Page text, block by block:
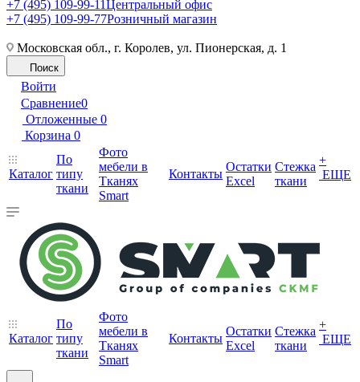
+7 (495) 109-99-11Центральный офис
+7 (495) 109-99-77Розничный магазин
Московская обл., г. Королев, ул. Пионерская, д. 1
Поиск
Войти
Сравнение0
Отложенные 0
Корзина 0
Каталог
По
типу
ткани
Фото
мебели в
Тканях
Smart
Контакты
Остатки
Excel
Стежка
ткани
+
ЕЩЕ
Каталог
По
типу
ткани
Фото
мебели в
Тканях
Smart
Контакты
Остатки
Excel
Стежка
ткани
+
ЕЩЕ